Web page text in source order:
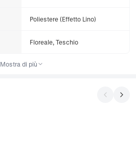
Poliestere (Effetto Lino)
Floreale, Teschio
Mostra di più